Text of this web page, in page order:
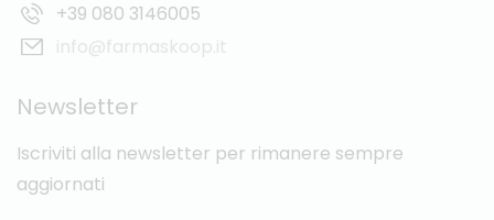
+39 080 3146005
info@farmaskoop.it
Newsletter
Iscriviti alla newsletter per rimanere sempre
aggiornati